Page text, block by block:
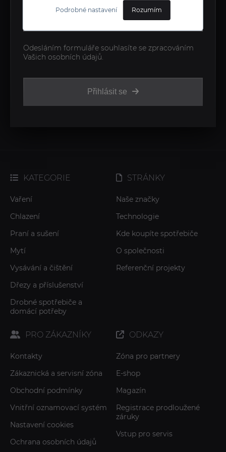
Podrobné nastavení Rozumím
Přihlásit se
Odesláním formuláře souhlasíte se zpracováním
Vašich osobních údajů.
KATEGORIE
Vaření
Chlazení
Praní a sušení
Mytí
Vysávání a čištění
Dřezy a příslušenství
Drobné spotřebiče a
domácí potřeby
STRÁNKY
Naše značky
Technologie
Kde koupíte spotřebiče
O společnosti
Referenční projekty
PRO ZÁKAZNÍKY
Kontakty
Zákaznická a servisní zóna
Obchodní podmínky
Vnitřní oznamovací systém
Nastavení cookies
Ochrana osobních údajů
ODKAZY
Zóna pro partnery
E-shop
Magazín
Registrace prodloužené
záruky
Vstup pro servis